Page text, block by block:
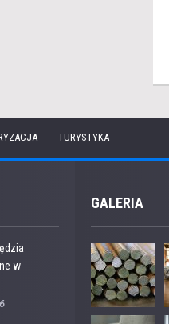
TURYSTYKA
w
GALERIA